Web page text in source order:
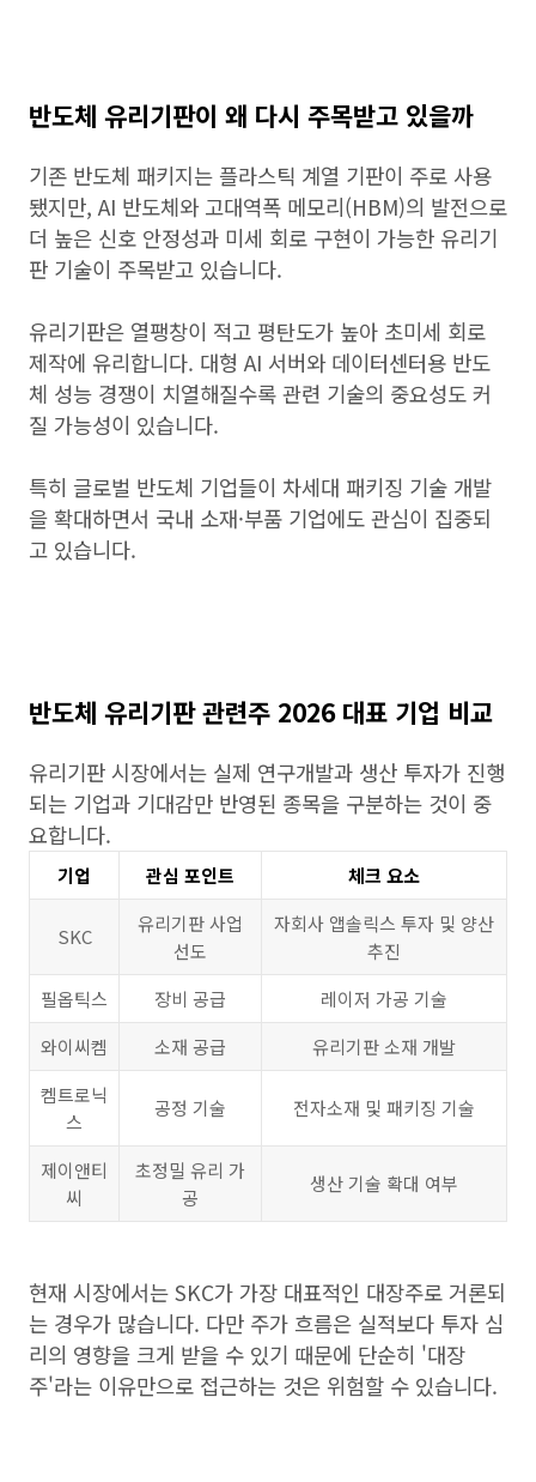
반도체 유리기판이 왜 다시 주목받고 있을까
기존 반도체 패키지는 플라스틱 계열 기판이 주로 사용
됐지만, AI 반도체와 고대역폭 메모리(HBM)의 발전으로
더 높은 신호 안정성과 미세 회로 구현이 가능한 유리기
판 기술이 주목받고 있습니다.
유리기판은 열팽창이 적고 평탄도가 높아 초미세 회로
제작에 유리합니다. 대형 AI 서버와 데이터센터용 반도
체 성능 경쟁이 치열해질수록 관련 기술의 중요성도 커
질 가능성이 있습니다.
특히 글로벌 반도체 기업들이 차세대 패키징 기술 개발
을 확대하면서 국내 소재·부품 기업에도 관심이 집중되
고 있습니다.
반도체 유리기판 관련주 2026 대표 기업 비교
유리기판 시장에서는 실제 연구개발과 생산 투자가 진행
되는 기업과 기대감만 반영된 종목을 구분하는 것이 중
요합니다.
기업 관심 포인트 체크 요소
SKC
유리기판 사업
선도
자회사 앱솔릭스 투자 및 양산
추진
필옵틱스
장비 공급
레이저 가공 기술
와이씨켐
소재 공급
유리기판 소재 개발
켐트로닉
스
공정 기술 전자소재 및 패키징 기술
제이앤티
씨
초정밀 유리 가
공
생산 기술 확대 여부
현재 시장에서는 SKC가 가장 대표적인 대장주로 거론되
는 경우가 많습니다. 다만 주가 흐름은 실적보다 투자 심
리의 영향을 크게 받을 수 있기 때문에 단순히 '대장
주'라는 이유만으로 접근하는 것은 위험할 수 있습니다.